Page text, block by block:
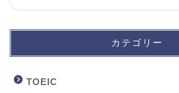
カテゴリー
TOEIC